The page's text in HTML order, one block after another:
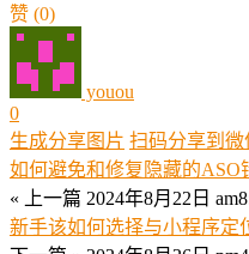
赞 (0)
youou
0
生成分享图片 扫码分享到微
如何避免和修复隐藏的ASO
« 上一篇 2024年8月22日
新手该如何选择与小程序定